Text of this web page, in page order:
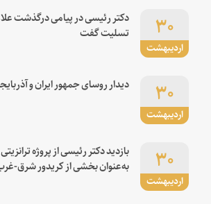
اردیبهشت
۳۰
دکتر رئیسی در پیامی درگذشت
تسلیت گفت
اردیبهشت
۳۰ دیدار روسای جمهور ایران و
اردیبهشت
۳۰
بازدید دکتر رئیسی از پروژه
به‌عنوان بخشی از کریدور شرق-